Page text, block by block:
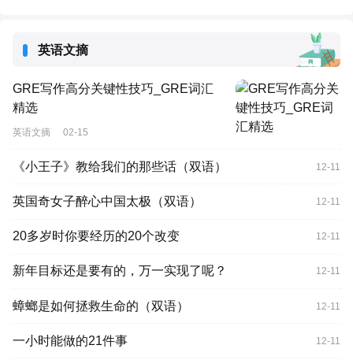
英语文摘
GRE写作高分关键性技巧_GRE词汇
精选
英语文摘 02-15
《小王子》教给我们的那些话（双语） 12-11
英国奇女子醉心中国太极（双语） 12-11
20多岁时你要经历的20个改变 12-11
新年目标还是要有的，万一实现了呢？ 12-11
蟑螂是如何拯救生命的（双语） 12-11
一小时能做的21件事 12-11